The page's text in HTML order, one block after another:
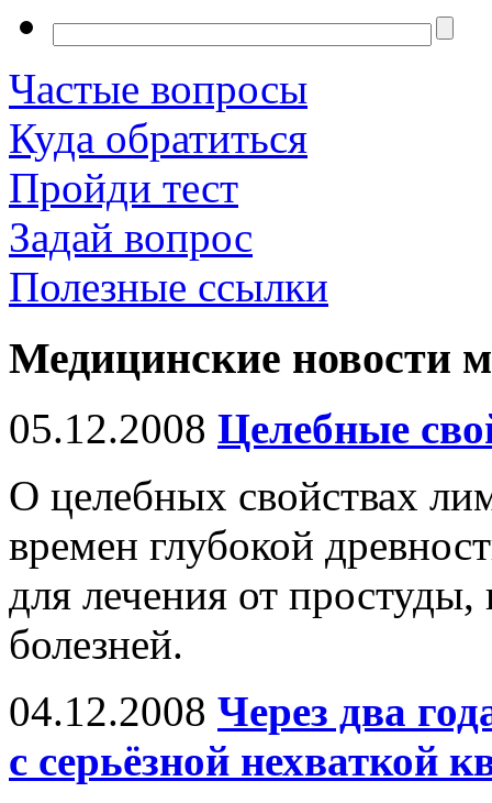
Частые вопросы
Куда обратиться
Пройди тест
Задай вопрос
Полезные ссылки
Медицинские новости
05.12.2008 Целебные
О целебных свойствах
времен глубокой
для лечения от
болезней.
04.12.2008 Через два
с серьёзной нехваткой